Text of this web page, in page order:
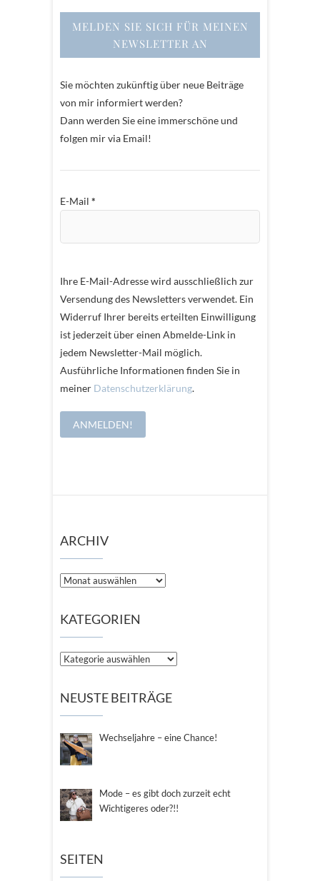
MELDEN SIE SICH FÜR MEINEN
NEWSLETTER AN
Sie möchten zukünftig über neue Beiträge
von mir informiert werden?
Dann werden Sie eine immerschöne und
folgen mir via Email!
E-Mail *
Ihre E-Mail-Adresse wird ausschließlich zur
Versendung des Newsletters verwendet. Ein
Widerruf Ihrer bereits erteilten Einwilligung
ist jederzeit über einen Abmelde-Link in
jedem Newsletter-Mail möglich.
Ausführliche Informationen finden Sie in
meiner Datenschutzerklärung.
ARCHIV
Archiv
KATEGORIEN
Kategorien
NEUSTE BEITRÄGE
Wechseljahre – eine Chance!
Mode – es gibt doch zurzeit echt
Wichtigeres oder?!!
SEITEN